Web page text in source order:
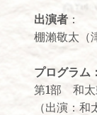
出演者 ：
棚瀨敬太（
プログラム：
第1部 和太
（出演：